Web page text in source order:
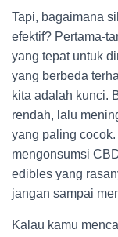
Tapi, bagaimana
efektif? Pertama-
yang tepat untuk
yang berbeda
kita adalah kunci.
rendah, lalu
yang paling
mengonsumsi
edibles yang
jangan sampai
Kalau kamu